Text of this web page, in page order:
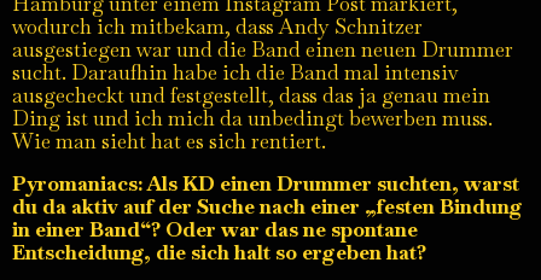
wodurch ich mitbekam, dass Andy Schnitzer
ausgestiegen war und die Band einen neuen Drummer
sucht. Daraufhin habe ich die Band mal intensiv
ausgecheckt und festgestellt, dass das ja genau mein
Ding ist und ich mich da unbedingt bewerben muss.
Wie man sieht hat es sich rentiert.
Pyromaniacs: Als KD einen Drummer suchten, warst
du da aktiv auf der Suche nach einer „festen Bindung
in einer Band“? Oder war das ne spontane
Entscheidung, die sich halt so ergeben hat?